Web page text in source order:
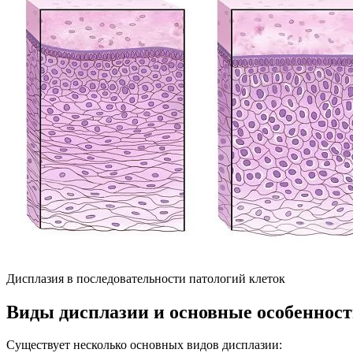
Дисплазия в последовательности патологий клеток
Виды дисплазии и основные
Существует несколько основных видов дисплазии: